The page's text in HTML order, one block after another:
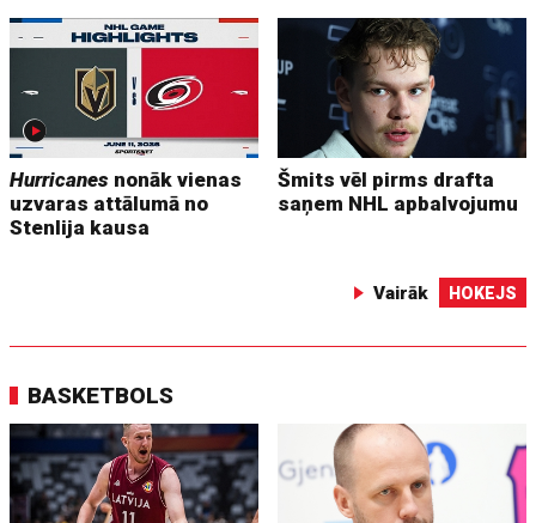
Hurricanes nonāk vienas
uzvaras attālumā no
Stenlija kausa
Šmits vēl pirms drafta
saņem NHL apbalvojumu
Vairāk HOKEJS
BASKETBOLS